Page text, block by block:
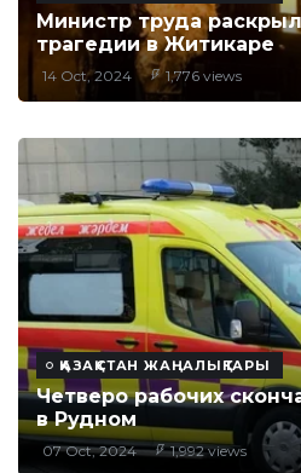
Министр труда
трагедии в Житикаре
14 Oct, 2024 1,776 views
ҚАЗАҚСТАН ЖАҢАЛЫҚТАРЫ
Четверо рабочих
в Рудном
07 Oct, 2024 1,992 views